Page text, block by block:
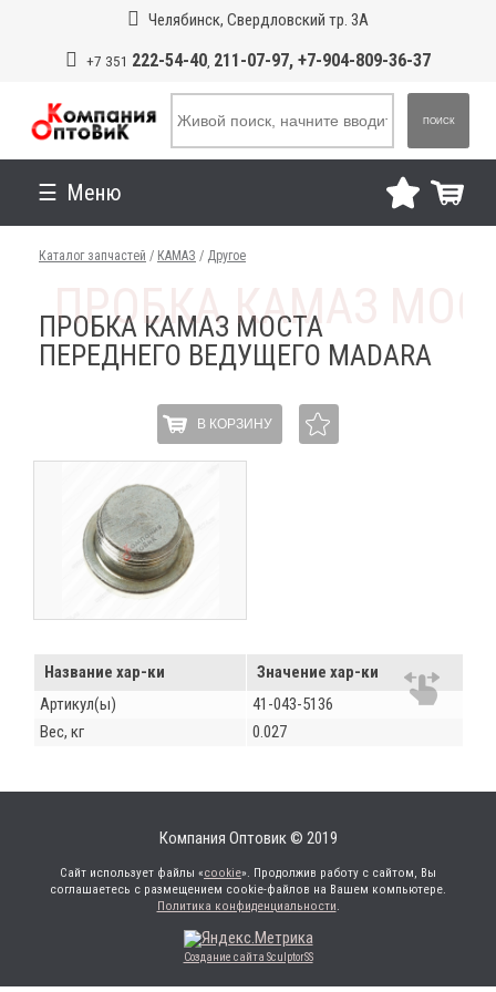
Челябинск, Свердловский тр. 3А
+7 351 222-54-40, 211-07-97, +7-904-809-36-37
ПОИСК
Меню
Каталог запчастей / КАМАЗ / Другое
ПРОБКА КАМАЗ МОСТА
ПЕРЕДНЕГО ВЕДУЩЕГО MADARA
В КОРЗИНУ
Название хар-ки
Значение хар-ки
Артикул(ы)
41-043-5136
Вес, кг
0.027
Компания Оптовик © 2019
Сайт использует файлы «cookie». Продолжив работу с сайтом, Вы
соглашаетесь с размещением cookie-файлов на Вашем компьютере.
Политика конфиденциальности.
Создание сайта SculptorSS